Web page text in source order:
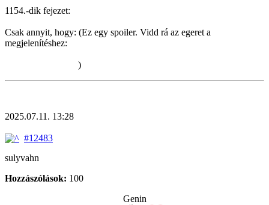
1154.-dik fejezet:
Csak annyit, hogy: (Ez egy spoiler. Vidd rá az egeret a
megjelenítéshez:
)
2025.07.11. 13:28
#12483
sulyvahn
Hozzászólások: 100
Genin